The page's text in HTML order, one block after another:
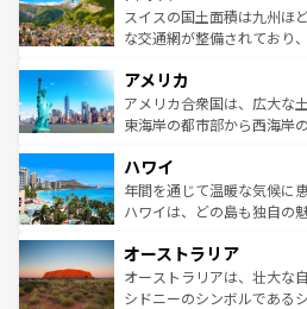
きるだろう。 なお、
を参照してほしい。
ドイツ情報はコンテンツ一
ティー、ビール好きにはた
戦など、本場だからこそで
ンツ一覧を参照してほしい。
スイスの国土面積は九州ほ
な交通網が整備されており
の建物がそのまま残る町や
博物館もあり、アルプス観
ことができる。国民の所得
ば市内交通費無料で観光を楽しむ
着のスイス情報はコンテン
アメリカ
アメリカ合衆国は、広大な
東海岸の都市部から西海岸
のような巨大都市は、観光
ンメントが詰まった刺激的
西部には大自然が広がり、
部のニューオーリンズでは
文化が魅力。旅行者はアメ
しみながら、その多様性と
ハワイ
年間を通じて温暖な気候に
ハワイは、どの島も独自の
ワイ島は見逃せない。また
島だが、静かな自然を求め
おすすめ。エメラルドグリ
オーストラリア
オーストラリアは、壮大な
シドニーのシンボルである